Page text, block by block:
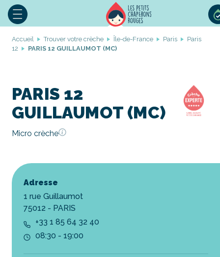
Accueil Trouver votre crèche Île-de-France Paris
Paris
12
PARIS 12 GUILLAUMOT (MC)
PARIS 12
GUILLAUMOT (MC)
Micro crèche
Adresse
1 rue Guillaumot
75012 - PARIS
+33 1 85 64 32 40
08:30 - 19:00